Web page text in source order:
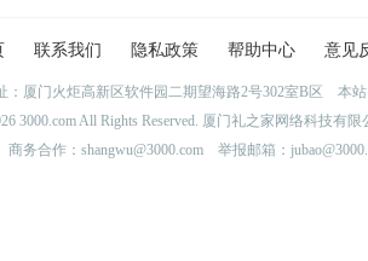
联系我们 隐私政策 帮助中心 意见
：厦门火炬高新区软件园二期望海路2号302室B区 本
3000.com All Rights Reserved. 厦门礼之家网络科技
商务合作：shangwu@3000.com 举报邮箱：